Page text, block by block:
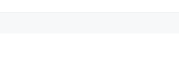
を
が
を参照した“屋根ライン”を特徴とする
を繋ぐコネ